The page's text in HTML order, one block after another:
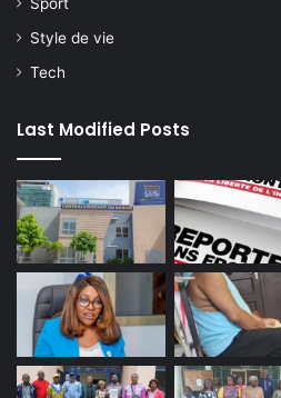
Style de vie
Tech
Last Modified Posts